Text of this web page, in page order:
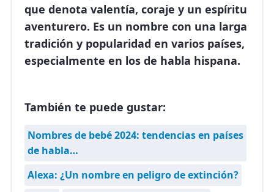
que denota valentía, coraje y un espíritu
aventurero. Es un nombre con una larga
tradición y popularidad en varios países,
especialmente en los de habla hispana.
También te puede gustar:
Nombres de bebé 2024: tendencias en países
de habla…
Alexa: ¿Un nombre en peligro de extinción?